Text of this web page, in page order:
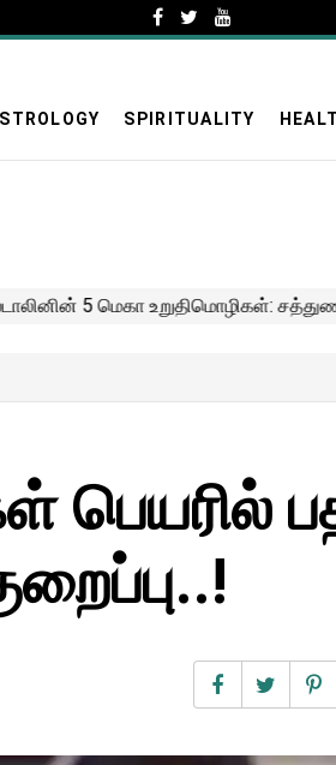
SPIRITUALITY
பெயரில்